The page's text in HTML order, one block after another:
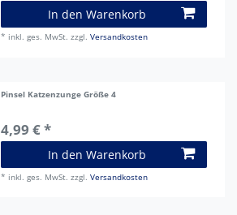
In den Warenkorb
* inkl. ges. MwSt. zzgl.Versandkosten
Pinsel Katzenzunge Größe 4
4,99 € *
In den Warenkorb
* inkl. ges. MwSt. zzgl.Versandkosten